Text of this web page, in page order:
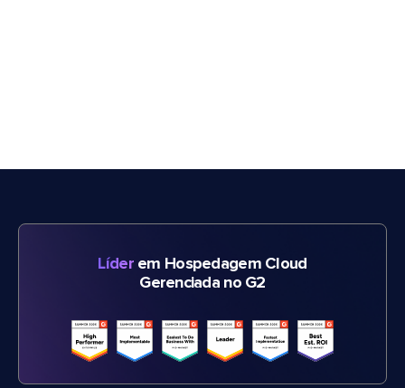
Líderem Hospedagem Cloud
Gerenciada no G2